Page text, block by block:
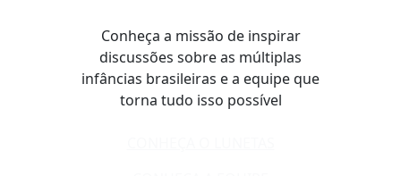
Conheça a missão de inspirar
discussões sobre as múltiplas
infâncias brasileiras e a equipe que
torna tudo isso possível